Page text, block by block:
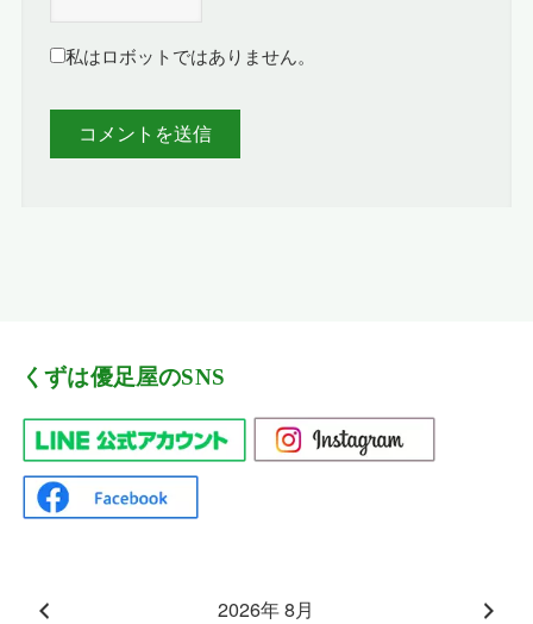
私はロボットではありません。
くずは優足屋のSNS
2026年 8月